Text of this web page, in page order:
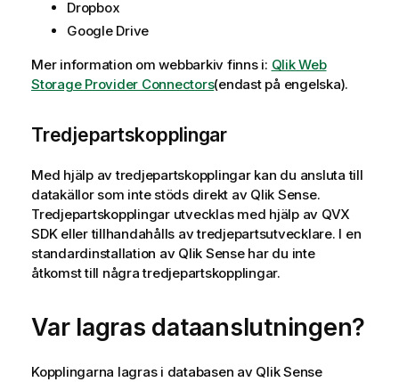
o
r
a
t
o
Dropbox
Google Drive
Mer information om webbarkiv finns i: Qlik Web
Storage Provider Connectors(endast på engelska).
Tredjepartskopplingar
Med hjälp av tredjepartskopplingar kan du ansluta till
datakällor som inte stöds direkt av Qlik Sense.
Tredjepartskopplingar utvecklas med hjälp av QVX
SDKeller tillhandahålls av tredjepartsutvecklare. I en
standardinstallation av Qlik Sensehar du inte
åtkomst till några tredjepartskopplingar.
Var lagras dataanslutningen?
Kopplingarna lagras i databasen av Qlik Sense